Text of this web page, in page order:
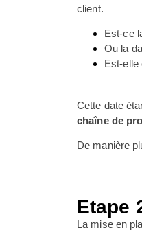
client.
Est-ce
Ou la
Est-elle
Cette date
chaîne de
De manière
Etape
La mise en